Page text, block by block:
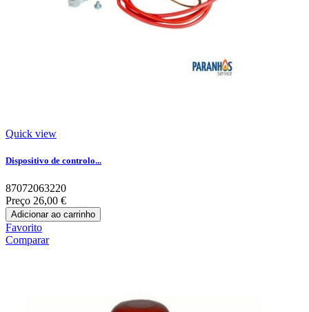
Quick view
Dispositivo de controlo...
87072063220
Preço 26,00 €
Adicionar ao carrinho
Favorito
Comparar